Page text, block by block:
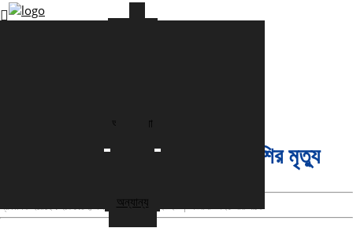
অস্ট্রেলিয়া
অন্যান্য
আমেরিকায় করোনায় আরও ১০ বাংলাদেশির মৃত্যু
প্রকাশিত হয়েছে : ২:৩৫:৪২,অপরাহ্ন ২০ এপ্রিল ২০২০ | সংবাদটি ৭২৫ বার পঠিত